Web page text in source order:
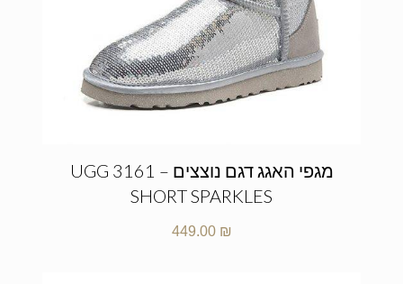
מגפי האגג דגם נוצצים – UGG 3161
SHORT SPARKLES
449.00 ₪